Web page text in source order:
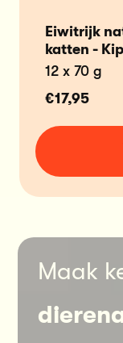
Eiwitrijk
katten - Kip
12 x 70 g
€17,95
Maak